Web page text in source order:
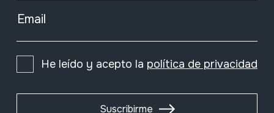
Email
He leído y acepto la política de privacidad
Suscribirme